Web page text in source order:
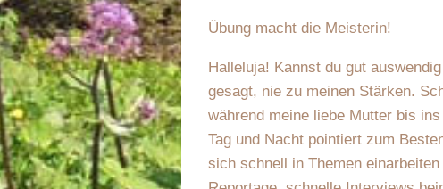
Übung macht die Meisterin!
Halleluja! Kannst du gut
gesagt, nie zu meinen Stärken.
während meine liebe Mutter bis
Tag und Nacht pointiert zum
sich schnell in Themen